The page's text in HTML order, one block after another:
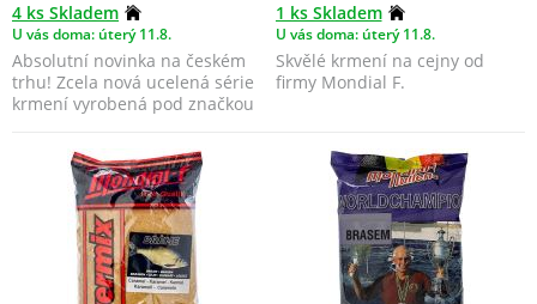
4 ks Skladem
U vás doma: úterý 11.8.
Absolutní novinka na českém
trhu! Zcela nová ucelená série
krmení vyrobená pod značkou
1 ks Skladem
U vás doma: úterý 11.8.
Skvělé krmení na cejny od
firmy Mondial F.